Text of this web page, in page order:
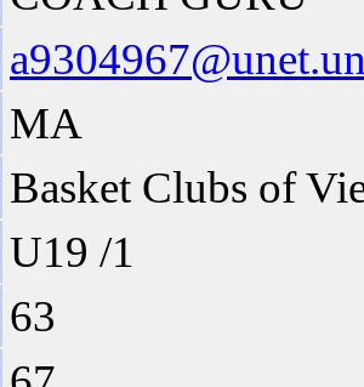
MA
Basket Clubs of
U19 /1
63